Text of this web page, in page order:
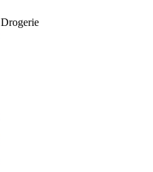
Drogerie